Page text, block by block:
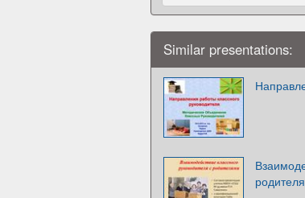
Similar presentations: